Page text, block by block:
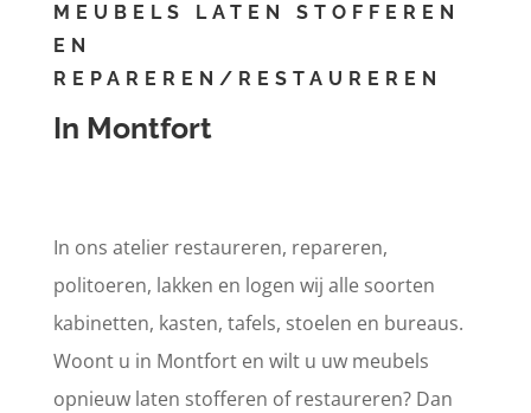
MEUBELS LATEN STOFFEREN
EN
REPAREREN/RESTAUREREN
In Montfort
In ons atelier restaureren, repareren,
politoeren, lakken en logen wij alle soorten
kabinetten, kasten, tafels, stoelen en bureaus.
Woont u in Montfort en wilt u uw meubels
opnieuw laten stofferen of restaureren? Dan